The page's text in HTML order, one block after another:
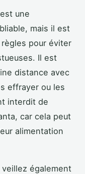
est une
mais il est
pour éviter
Il est
distance avec
effrayer ou les
interdit de
car cela peut
alimentation
également